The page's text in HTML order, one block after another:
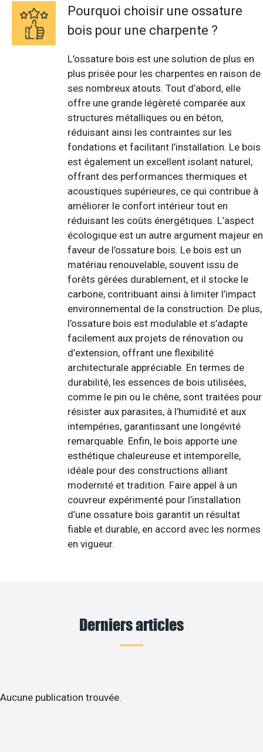
Pourquoi choisir une ossature
bois pour une charpente ?
L’ossature bois est une solution de plus en
plus prisée pour les charpentes en raison de
ses nombreux atouts. Tout d’abord, elle
offre une grande légèreté comparée aux
structures métalliques ou en béton,
réduisant ainsi les contraintes sur les
fondations et facilitant l’installation. Le bois
est également un excellent isolant naturel,
offrant des performances thermiques et
acoustiques supérieures, ce qui contribue à
améliorer le confort intérieur tout en
réduisant les coûts énergétiques. L’aspect
écologique est un autre argument majeur en
faveur de l’ossature bois. Le bois est un
matériau renouvelable, souvent issu de
forêts gérées durablement, et il stocke le
carbone, contribuant ainsi à limiter l’impact
environnemental de la construction. De plus,
l’ossature bois est modulable et s’adapte
facilement aux projets de rénovation ou
d’extension, offrant une flexibilité
architecturale appréciable. En termes de
durabilité, les essences de bois utilisées,
comme le pin ou le chêne, sont traitées pour
résister aux parasites, à l’humidité et aux
intempéries, garantissant une longévité
remarquable. Enfin, le bois apporte une
esthétique chaleureuse et intemporelle,
idéale pour des constructions alliant
modernité et tradition. Faire appel à un
couvreur expérimenté pour l’installation
d’une ossature bois garantit un résultat
fiable et durable, en accord avec les normes
en vigueur.
Derniers articles
Aucune publication trouvée.